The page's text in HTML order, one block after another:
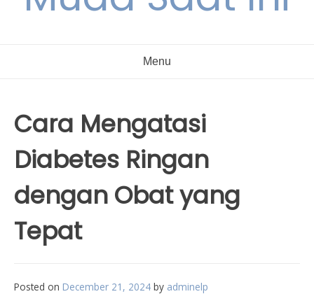
Menu
Cara Mengatasi
Diabetes Ringan
dengan Obat yang
Tepat
Posted on December 21, 2024 by adminelp